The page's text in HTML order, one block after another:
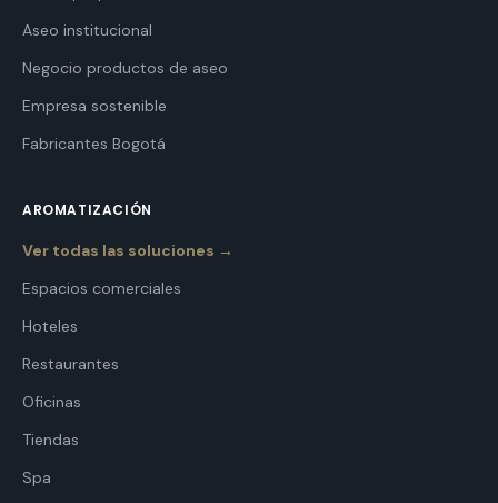
Aseo institucional
Negocio productos de aseo
Empresa sostenible
Fabricantes Bogotá
AROMATIZACIÓN
Ver todas las soluciones →
Espacios comerciales
Hoteles
Restaurantes
Oficinas
Tiendas
Spa